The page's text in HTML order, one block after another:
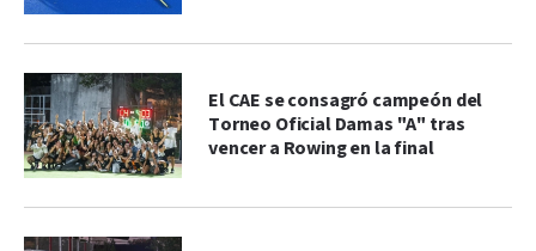
El CAE se consagró campeón del
Torneo Oficial Damas "A" tras
vencer a Rowing en la final